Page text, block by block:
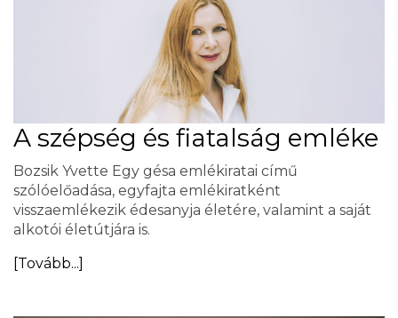
A szépség és fiatalság emléke
Bozsik Yvette Egy gésa emlékiratai című
szólóelőadása, egyfajta emlékiratként
visszaemlékezik édesanyja életére, valamint a saját
alkotói életútjára is.
[Tovább...]